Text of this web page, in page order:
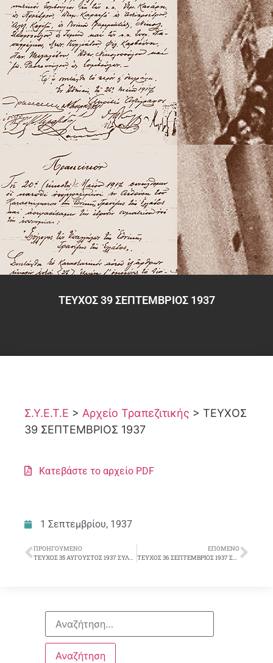
ΤΕΥΧΟΣ 39 ΣΕΠΤΕΜΒΡΙΟΣ 1937
Σ.Υ.Ε.Τ.Ε > Αρχείο Τραπεζιτικής > ΤΕΥΧΟΣ
39 ΣΕΠΤΕΜΒΡΙΟΣ 1937
Κατεβάστε το αρχείο PDF
1 Σεπτεμβρίου, 1937
ΠΡΟΗΓΟΎΜΕΝΟ
ΤΕΥΧΟΣ 35 ΑΥΓΟΥΣΤΟΣ 1937 ΣΥΛΛΟΓΙΚΟ ΔΕΛΤΙΟ
ΕΠΌΜΕΝΟ
ΤΕΥΧΟΣ 36 ΣΕΠΤΕΜΒΡΙΟΣ 1937 ΣΥΛΛΟΓΙΚΟ ΔΕΛΤΙΟ